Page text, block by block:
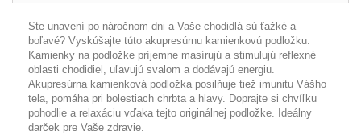
Ste unavení po náročnom dni a Vaše chodidlá sú ťažké a
boľavé? Vyskúšajte túto akupresúrnu kamienkovú podložku
Kamienky na podložke príjemne masírujú a stimulujú reflexné
oblasti chodidiel
uľavujú svalom a dodávajú energiu
Akupresúrna kamienková podložka posilňuje tiež imunitu Vášho
tela pomáha pri bolestiach chrbta a hlavy. Doprajte si chvíľku
pohodlie a relaxáciu vďaka tejto originálnej podložke Ideálny
darček pre Vaše zdravie